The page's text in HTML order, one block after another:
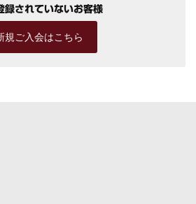
録されていないお客様
規ご入会はこちら